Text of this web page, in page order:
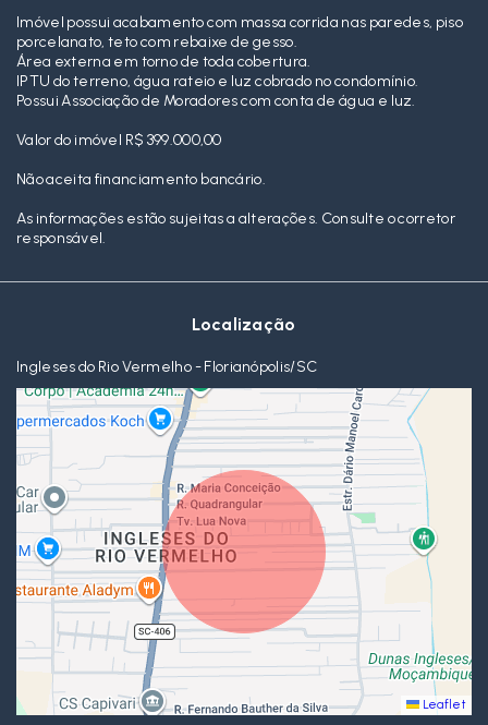
Imóvel possui acabamento com massa corrida nas paredes, piso
porcelanato, teto com rebaixe de gesso.
Área externa em torno de toda cobertura.
IPTU do terreno, água rateio e luz cobrado no condomínio.
Possui Associação de Moradores com conta de água e luz.
Valor do imóvel R$ 399.000,00
Não aceita financiamento bancário.
As informações estão sujeitas a alterações. Consulte o corretor
responsável.
Localização
Ingleses do Rio Vermelho - Florianópolis/SC
Leaflet